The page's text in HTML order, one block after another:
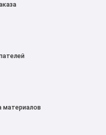
материалов